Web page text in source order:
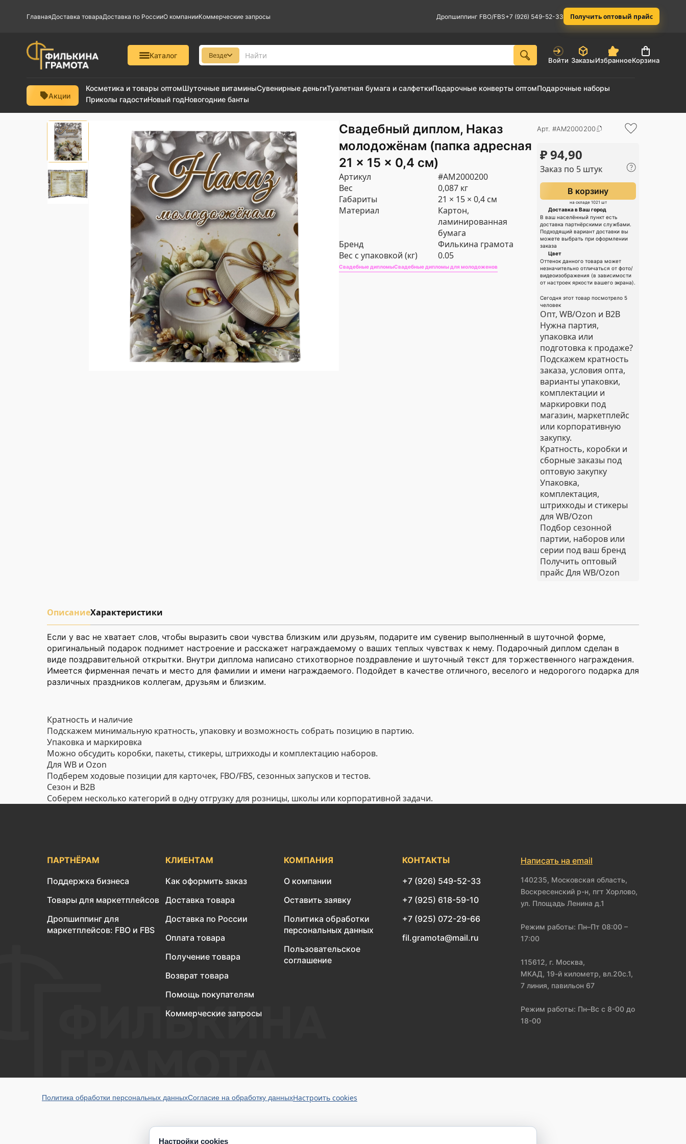
ГлавнаяДоставка товараДоставка по РоссииО компанииКоммерческие запросы Дропшиппинг FBO/FBS+7 (926) 549-52-33 Получить оптовый прайс
Каталог Везде
Войти ЗаказыИзбранноеКорзина
Акции
Косметика и товары оптомШуточные витаминыСувенирные деньгиТуалетная бумага и салфеткиПодарочные конверты оптомПодарочные наборы
Приколы гадостиНовый годНовогодние банты
Свадебный диплом, Наказ
молодожёнам (папка адресная
21 × 15 × 0,4 см)
Артикул
#AM2000200
Вес
0,087 кг
Габариты
21 × 15 × 0,4 см
Материал
Картон,
ламинированная
бумага
Бренд
Филькина грамота
Вес с упаковкой (кг)
0.05
Свадебные дипломыСвадебные дипломы для молодоженов
Арт. #AM2000200
₽94,90
Заказ по 5 штук
В корзину
на складе 1021 шт
Доставка в Ваш город
В ваш населённый пункт есть
доставка партнёрскими службами.
Подходящий вариант доставки вы
можете выбрать при оформлении
заказа
Цвет
Оттенок данного товара может
незначительно отличаться от фото/
видеоизображения (в зависимости
от настроек яркости вашего экрана).
Сегодня этот товар посмотрело 5
человек
Опт, WB/Ozon и B2B
Нужна партия,
упаковка или
подготовка к продаже?
Подскажем кратность
заказа, условия опта,
варианты упаковки,
комплектации и
маркировки под
магазин, маркетплейс
или корпоративную
закупку.
Кратность, коробки и
сборные заказы под
оптовую закупку
Упаковка,
комплектация,
штрихкоды и стикеры
для WB/Ozon
Подбор сезонной
партии, наборов или
серии под ваш бренд
Получить оптовый
прайс Для WB/Ozon
ОписаниеХарактеристики
Если у вас не хватает слов, чтобы выразить свои чувства близким или друзьям, подарите им сувенир выполненный в шуточной форме,
оригинальный подарок поднимет настроение и расскажет награждаемому о ваших теплых чувствах к нему. Подарочный диплом сделан в
виде поздравительной открытки. Внутри диплома написано стихотворное поздравление и шуточный текст для торжественного награждения.
Имеется фирменная печать и место для фамилии и имени награждаемого. Подойдет в качестве отличного, веселого и недорогого подарка для
различных праздников коллегам, друзьям и близким.
Кратность и наличие
Подскажем минимальную кратность, упаковку и возможность собрать позицию в партию.
Упаковка и маркировка
Можно обсудить коробки, пакеты, стикеры, штрихкоды и комплектацию наборов.
Для WB и Ozon
Подберем ходовые позиции для карточек, FBO/FBS, сезонных запусков и тестов.
Сезон и B2B
Соберем несколько категорий в одну отгрузку для розницы, школы или корпоративной задачи.
ПАРТНЁРАМ
Поддержка бизнеса
Товары для маркетплейсов
Дропшиппинг для
маркетплейсов: FBO и FBS
КЛИЕНТАМ
Как оформить заказ
Доставка товара
Доставка по России
Оплата товара
Получение товара
Возврат товара
Помощь покупателям
Коммерческие запросы
КОМПАНИЯ
О компании
Оставить заявку
Политика обработки
персональных данных
Пользовательское
соглашение
КОНТАКТЫ
+7 (926) 549-52-33
+7 (925) 618-59-10
+7 (925) 072-29-66
fil.gramota@mail.ru
Написать на email
140235, Московская область,
Воскресенский р-н, пгт Хорлово,
ул. Площадь Ленина д.1
Режим работы: Пн–Пт 08:00 –
17:00
115612, г. Москва,
МКАД, 19-й километр, вл.20с.1,
7 линия, павильон 67
Режим работы: Пн–Вс с 8-00 до
18-00
Политика обработки персональных данныхСогласие на обработку данныхНастроить cookies
Настройки cookies